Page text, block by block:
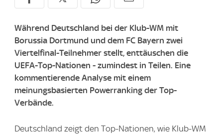
Während Deutschland bei der Klub-WM mit
Borussia Dortmund und dem FC Bayern zwei
Viertelfinal-Teilnehmer stellt, enttäuschen die
UEFA-Top-Nationen - zumindest in Teilen. Eine
kommentierende Analyse mit einem
meinungsbasierten Powerranking der Top-
Verbände.
Deutschland zeigt den Top-Nationen, wie Klub-WM